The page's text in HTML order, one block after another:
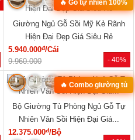
- 31%
Bộ Sofa Góc L Gỗ Óc Chó 100%
Vân Đẹp Hiện Đại Tay Tựa Lớn
đ
111.170.000
Xem tất cả »
🔥 Giá tốt nhất tháng